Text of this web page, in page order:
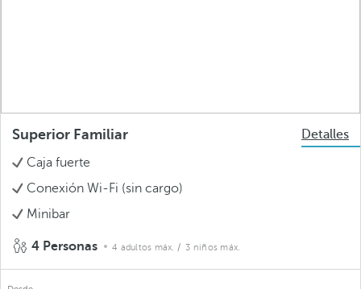
Superior Familiar
Detalles
Caja fuerte
Conexión Wi-Fi (sin cargo)
Minibar
4 Personas 4 adultos máx. / 3 niños máx.